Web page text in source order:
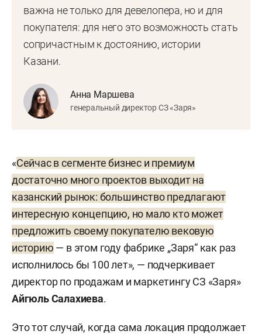
важна не только для девелопера, но и для
покупателя: для него это возможность стать
сопричастным к достоянию, истории
Казани.
Анна Маршева
генеральный директор СЗ «Заря»
«Сейчас в сегменте бизнес и премиум
достаточно много проектов выходит на
казанский рынок: большинство предлагают
интересную концепцию, но мало кто может
предложить своему покупателю вековую
историю — в этом году фабрике „Заря“ как раз
исполнилось бы 100 лет», — подчеркивает
директор по продажам и маркетингу СЗ «Заря»
Айгюль Салахиева.
Это тот случай, когда сама локация продолжает